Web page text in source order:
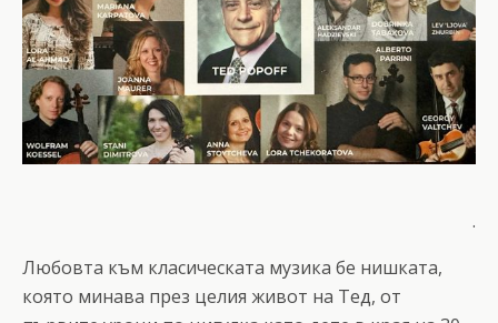
.
Любовта към класическата музика бе нишката,
която минава през целия живот на Тед, от